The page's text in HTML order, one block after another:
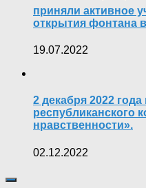
приняли активное
открытия фонтана
19.07.2022
2 декабря 2022
республиканского
нравственности».
02.12.2022